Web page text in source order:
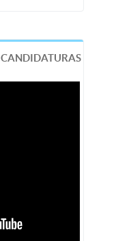
CANDIDATURAS